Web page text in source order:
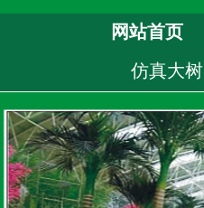
网站首页
仿真大树